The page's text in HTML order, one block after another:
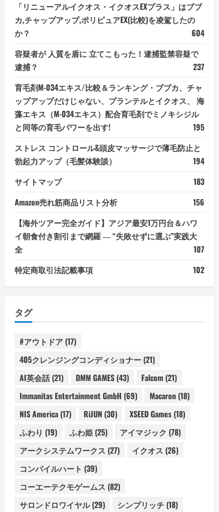
「リニューアルイクオス・イクオスEXプラス」はブブ
カ,チャップアップ,ポリピュアEX(比較)を凌駕したの
か？
604
容疑者が 人質を盾に 立てこもった！逮捕監禁容疑で
逮捕？
237
育毛剤M-034エキス/比較＆ランキング・ブブカ、チャ
ップアップだけじゃない、プランテルとイクオス、 海
藻エキス（M-034エキス）配合育毛剤でミノキシジル
と同等の育毛パワーを出す!
195
ストレス コントロール&頭皮マッサージで薄毛防止と
勃起力アップ（毛髪体験談）
194
サイトマップ
183
Amazon売れ筋商品リスト分析
156
【海外ツアー完全ガイド】アジア最安1万円台＆ハワ
イ朝食付き割引まで網羅 ― “失敗せずに選ぶ”実践大
全
107
特定商取引法記載事項
102
タグ
#アウトドア (17)
405クレンジングコンディショナー (21)
AI英会話(21) DMM GAMES (43) Falcom (21)
Immanitas Entertainment GmbH (69) Macaron (18)
NIS America (17) RiJUN (30) XSEED Games (18)
ふわり (19) ふわ姫 (25) アイマジック (78)
アークシステムワークス (27) イクオス (26)
コンパイルハート (39)
コーエーテクモゲームス (82)
サロンドロワイヤル(29) シンプリッチ (18)